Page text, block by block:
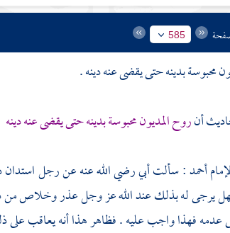
585
بدينه حتى يقضى عنه دينه .
أنروح المديون محبوسة بدينه حتى يقضى عنه دينه
أحمد: سألت أبي رضي الله عنه عن رجل استدان
يرجى له بذلك عند الله عز وجل عذر وخلاص
عدمه فهذا واجب عليه . فظاهر هذا أنه يعاقب على